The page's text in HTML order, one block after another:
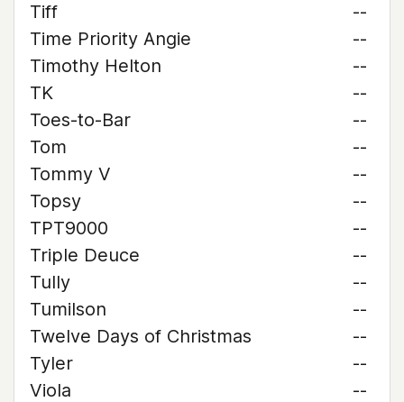
Tiff
--
Time Priority Angie
--
Timothy Helton
--
TK
--
Toes-to-Bar
--
Tom
--
Tommy V
--
Topsy
--
TPT9000
--
Triple Deuce
--
Tully
--
Tumilson
--
Twelve Days of Christmas
--
Tyler
--
Viola
--